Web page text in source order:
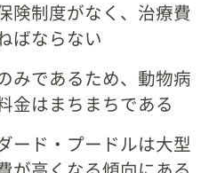
険制度がなく、治療費
ばならない
みであるため、動物病
金はまちまちである
ード・プードルは大型